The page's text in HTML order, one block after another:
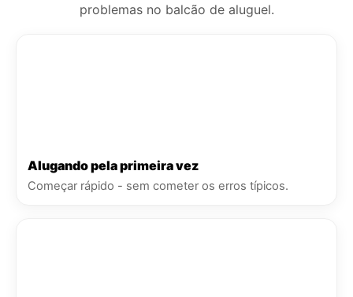
problemas no balcão de aluguel.
Alugando pela primeira vez
Começar rápido - sem cometer os erros típicos.